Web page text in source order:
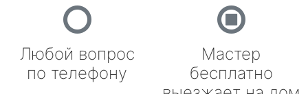
Любой вопрос
по телефону
Мастер
бесплатно